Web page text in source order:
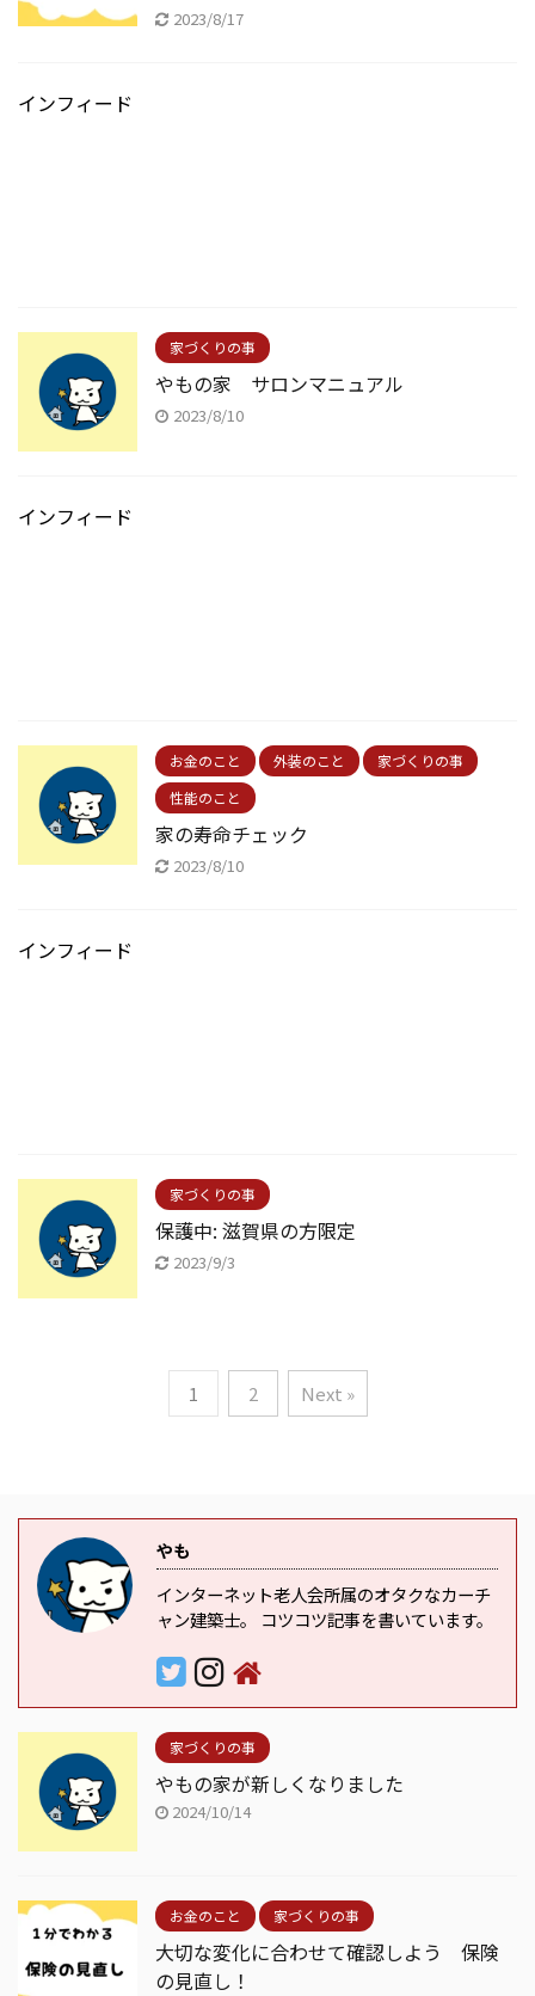
2023/8/17
インフィード
家づくりの事
やもの家 サロンマニュアル
2023/8/10
インフィード
お金のこと 外装のこと
家づくりの事
性能のこと
家の寿命チェック
2023/8/10
インフィード
家づくりの事
保護中: 滋賀県の方限定
2023/9/3
1 2 Next »
やも
インターネット老人会所属のオタクなカーチ
ャン建築士。 コツコツ記事を書いています。
家づくりの事
やもの家が新しくなりました
2024/10/14
お金のこと 家づくりの事
大切な変化に合わせて確認しよう 保険
の見直し！